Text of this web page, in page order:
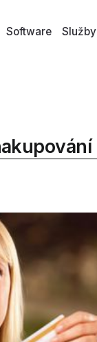
Software Služby